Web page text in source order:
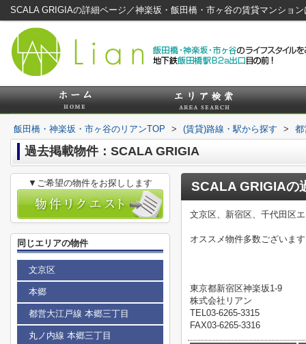
SCALA GRIGIAの詳細ページ／神楽坂・飯田橋・市ヶ谷の賃貸マンショ
飯田橋・神楽坂・市ヶ谷のリアンTOP > (賃貸)路線・駅から探す > 都
過去掲載物件：SCALA GRIGIA
SCALA GRIGIAの
文京区、新宿区、千代田区
オススメ物件多数ございま
東京都新宿区神楽坂1-9
株式会社リアン
TEL03-6265-3315
FAX03-6265-3316
▼ご希望の物件をお探しします
同じエリアの物件
文京区
本郷
都営大江戸線 本郷三丁目
丸ノ内線 本郷三丁目